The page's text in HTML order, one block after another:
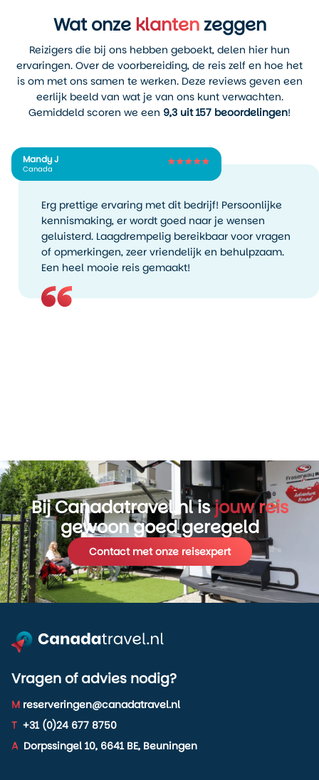
Wat onzeklantenzeggen
Reizigers die bij ons hebben geboekt, delen hier hun
ervaringen. Over de voorbereiding, de reis zelf en hoe het
is om met ons samen te werken. Deze reviews geven een
eerlijk beeld van wat je van ons kunt verwachten.
Gemiddeld scoren we een 9,3 uit 157 beoordelingen!
Mandy J
Canada
Erg prettige ervaring met dit bedrijf! Persoonlijke
kennismaking, er wordt goed naar je wensen
geluisterd. Laagdrempelig bereikbaar voor vragen
of opmerkingen, zeer vriendelijk en behulpzaam.
Een heel mooie reis gemaakt!
Bij Canadatravel.nl isjouw reis
gewoon goed geregeld
Contact met onze reisexpert
Vragen of advies nodig?
M reserveringen@canadatravel.nl
T +31 (0)24 677 8750
A Dorpssingel 10, 6641 BE, Beuningen